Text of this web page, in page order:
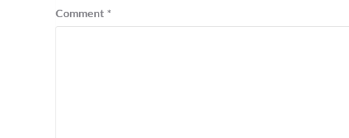
Comment *